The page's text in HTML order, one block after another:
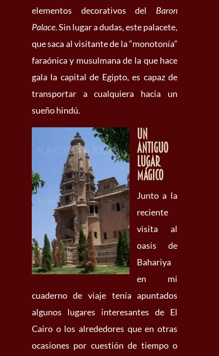
elementos decorativos del Baron
Palace. Sin lugar a dudas, este palacete,
que saca al visitante de la “monotonía”
faraónica y musulmana de la que hace
gala la capital de Egipto, es capaz de
transportar a cualquiera hacia un
sueño hindú.
Un
antiguo
lugar
mágico
Junto a la
reciente
visita al
oasis de
Bahariya
en mi
cuaderno de viaje tenía apuntados
algunos lugares interesantes de El
Cairo o los alrededores que en otras
ocasiones por cuestión de tiempo o